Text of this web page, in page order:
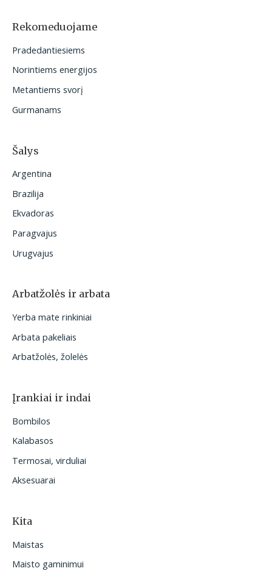
o
:
Rekomeduojame
Pradedantiesiems
Norintiems energijos
Metantiems svorį
Gurmanams
Šalys
Argentina
Brazilija
Ekvadoras
Paragvajus
Urugvajus
Arbatžolės ir arbata
Yerba mate rinkiniai
Arbata pakeliais
Arbatžolės, žolelės
Įrankiai ir indai
Bombilos
Kalabasos
Termosai, virduliai
Aksesuarai
Kita
Maistas
Maisto gaminimui